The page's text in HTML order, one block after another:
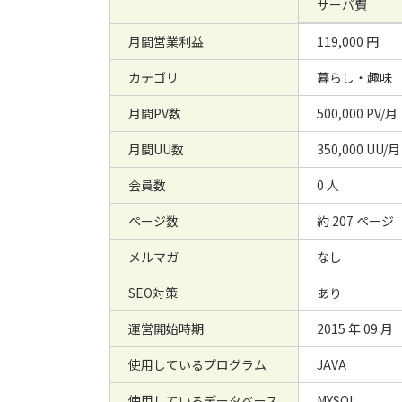
サーバ費
月間営業利益
119,000 円
カテゴリ
暮らし・趣味
月間PV数
500,000 PV/月
月間UU数
350,000 UU/月
会員数
0 人
ページ数
約 207 ページ
メルマガ
なし
SEO対策
あり
運営開始時期
2015 年 09 月
使用しているプログラム
JAVA